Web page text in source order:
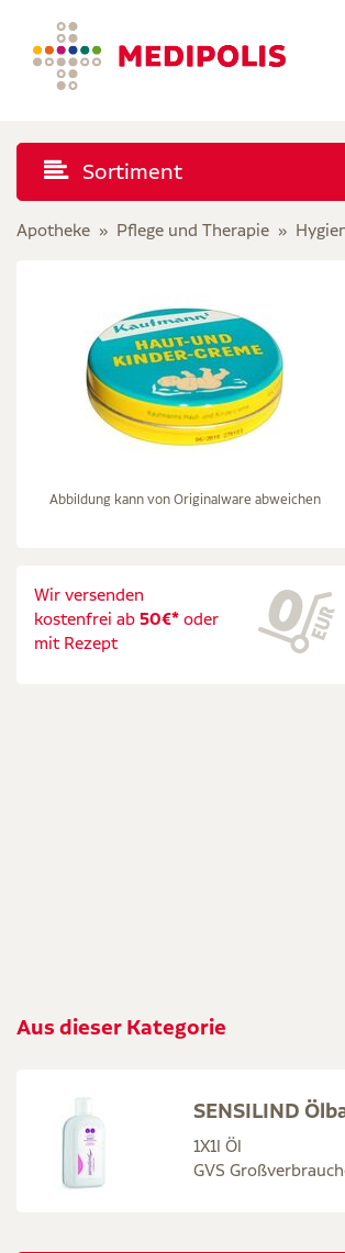
Sortiment
Apotheke Pflege und Therapie
Abbildung kann von Originalware abweichen
Wir versenden
kostenfrei ab 50€* oder
mit Rezept
Aus dieser Kategorie
SENSILIND
1X1l Öl
GVS